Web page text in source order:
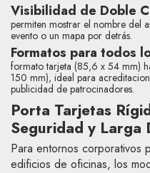
Visibilidad de Doble
permiten mostrar el nombre del
evento o un mapa por detrás.
Formatos para todos
formato tarjeta (85,6 x 54 mm)
150 mm), ideal para
publicidad de patrocinadores.
Porta Tarjetas
Seguridad y Larga
Para entornos corporativos
edificios de oficinas, los